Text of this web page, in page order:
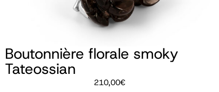
Boutonnière florale smoky
Tateossian
210,00€